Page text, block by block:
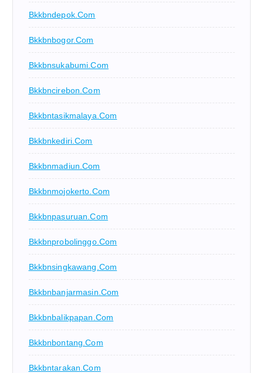
Bkkbndepok.com
Bkkbnbogor.com
Bkkbnsukabumi.com
Bkkbncirebon.com
Bkkbntasikmalaya.com
Bkkbnkediri.com
Bkkbnmadiun.com
Bkkbnmojokerto.com
Bkkbnpasuruan.com
Bkkbnprobolinggo.com
Bkkbnsingkawang.com
Bkkbnbanjarmasin.com
Bkkbnbalikpapan.com
Bkkbnbontang.com
Bkkbntarakan.com